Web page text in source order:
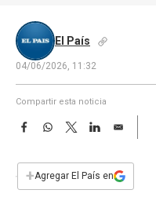
El País
04/06/2026, 11:32
Compartir esta noticia
F
e
b
W
s
T
w
t
L
E
i
l
+Agregar El País en